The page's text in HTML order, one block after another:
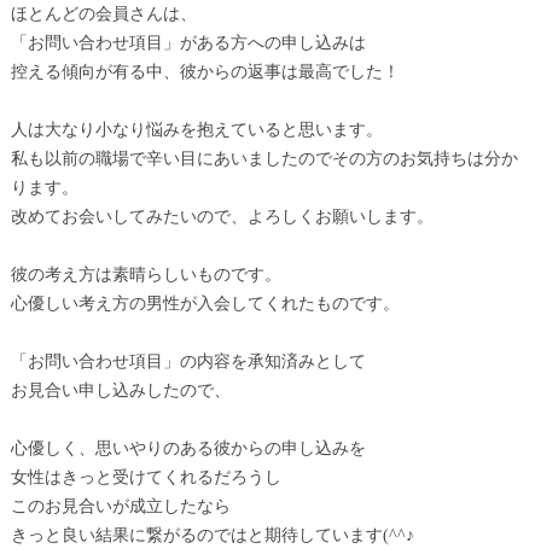
ほとんどの会員さんは、
「お問い合わせ項目」がある方への申し込みは
控える傾向が有る中、彼からの返事は最高でした！
人は大なり小なり悩みを抱えていると思います。
私も以前の職場で辛い目にあいましたのでその方のお気持ちは分か
ります。
改めてお会いしてみたいので、よろしくお願いします。
彼の考え方は素晴らしいものです。
心優しい考え方の男性が入会してくれたものです。
「お問い合わせ項目」の内容を承知済みとして
お見合い申し込みしたので、
心優しく、思いやりのある彼からの申し込みを
女性はきっと受けてくれるだろうし
このお見合いが成立したなら
きっと良い結果に繋がるのではと期待しています(^^♪